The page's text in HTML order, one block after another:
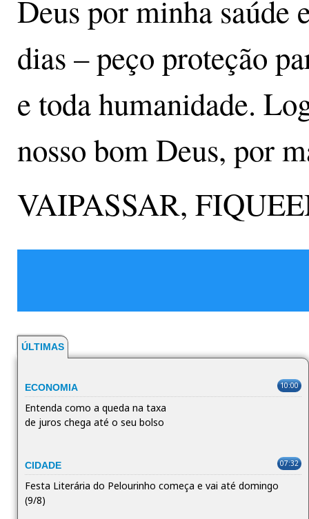
Deus por minha saúde
dias – peço proteção
e toda humanidade.
nosso bom Deus, por
VAIPASSAR,
ÚLTIMAS
ECONOMIA 10:00
Entenda como a queda na taxa
de juros chega até o seu bolso
CIDADE 07:32
Festa Literária do Pelourinho começa e vai até domingo
(9/8)